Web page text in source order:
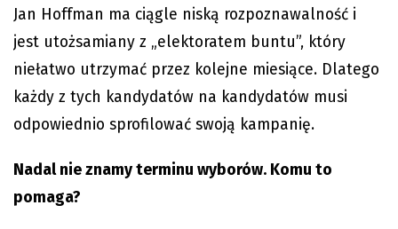
Jan Hoffman ma ciągle niską rozpoznawalność i
jest utożsamiany z „elektoratem buntu”, który
niełatwo utrzymać przez kolejne miesiące. Dlatego
każdy z tych kandydatów na kandydatów musi
odpowiednio sprofilować swoją kampanię.
Nadal nie znamy terminu wyborów. Komu to
pomaga?